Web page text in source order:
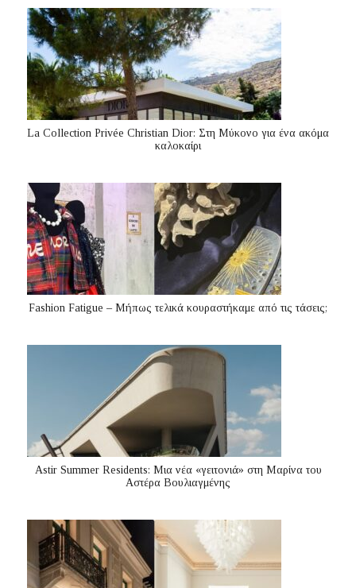
La Collection Privée Christian Dior: Στη Μύκονο για ένα ακόμα
καλοκαίρι
Fashion Fatigue – Μήπως τελικά κουραστήκαμε από τις τάσεις;
Astir Summer Residents: Μια νέα «γειτονιά» στη Μαρίνα του
Αστέρα Βουλιαγμένης